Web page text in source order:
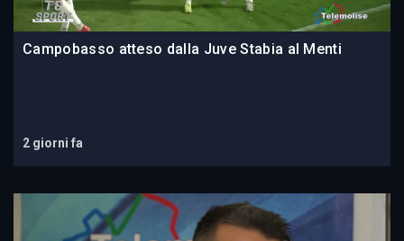
Campobasso atteso dalla Juve Stabia al Menti
2 giorni fa